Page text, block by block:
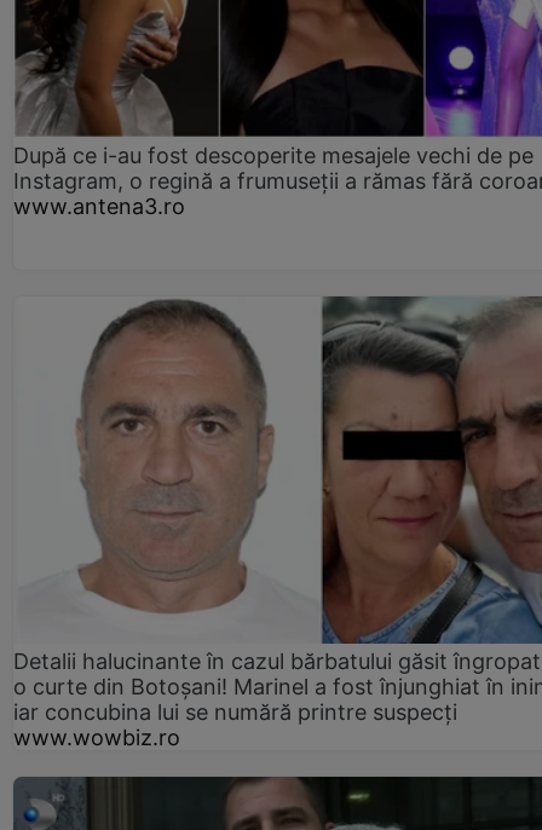
După ce i-au fost descoperite mesajele vechi de pe
Instagram, o regină a frumuseții a rămas fără
www.antena3.ro
Detalii halucinante în cazul bărbatului găsit
o curte din Botoșani! Marinel a fost înjunghiat în
iar concubina lui se numără printre suspecți
www.wowbiz.ro